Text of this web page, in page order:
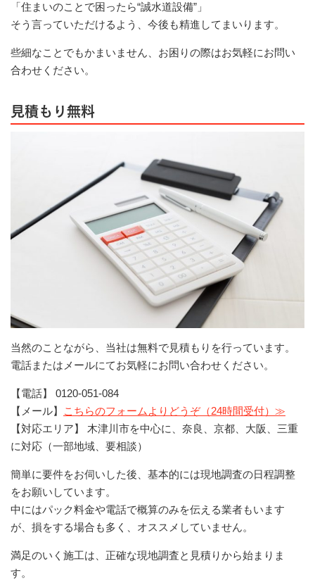
「住まいのことで困ったら“誠水道設備”」
そう言っていただけるよう、今後も精進してまいります。
些細なことでもかまいません、お困りの際はお気軽にお問い
合わせください。
見積もり無料
当然のことながら、当社は無料で見積もりを行っています。
電話またはメールにてお気軽にお問い合わせください。
【電話】 0120-051-084
【メール】
こちらのフォームよりどうぞ（24時間受付）≫
【対応エリア】 木津川市を中心に、奈良、京都、大阪、三重
に対応（一部地域、要相談）
簡単に要件をお伺いした後、基本的には現地調査の日程調整
をお願いしています。
中にはパック料金や電話で概算のみを伝える業者もいます
が、損をする場合も多く、オススメしていません。
満足のいく施工は、正確な現地調査と見積りから始まりま
す。